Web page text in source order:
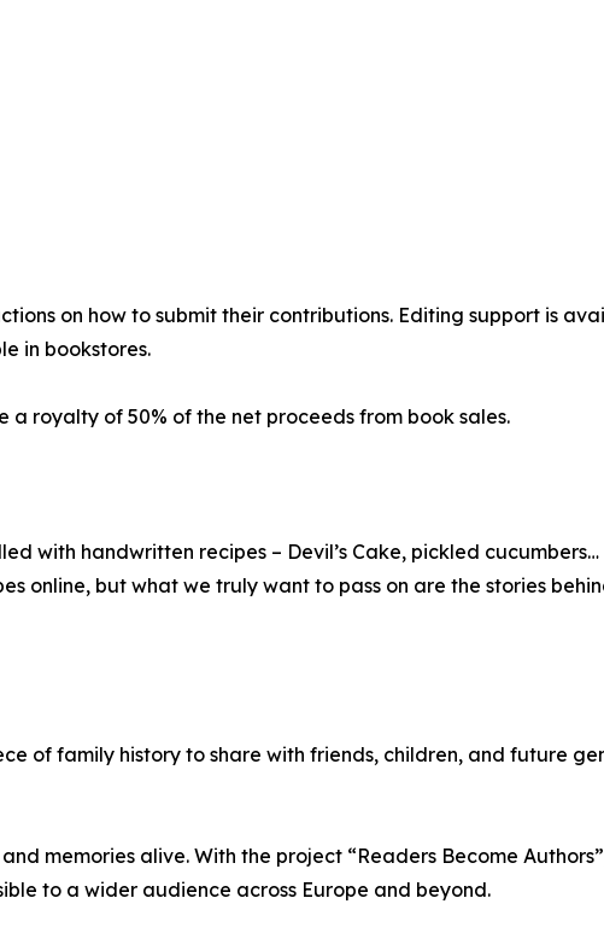
on how to submit their contributions. Editing support is
in bookstores.
royalty of 50% of the net proceeds from book sales.
with handwritten recipes – Devil’s Cake, pickled
online, but what we truly want to pass on are the stories
of family history to share with friends, children, and future
memories alive. With the project “Readers Become
to a wider audience across Europe and beyond.